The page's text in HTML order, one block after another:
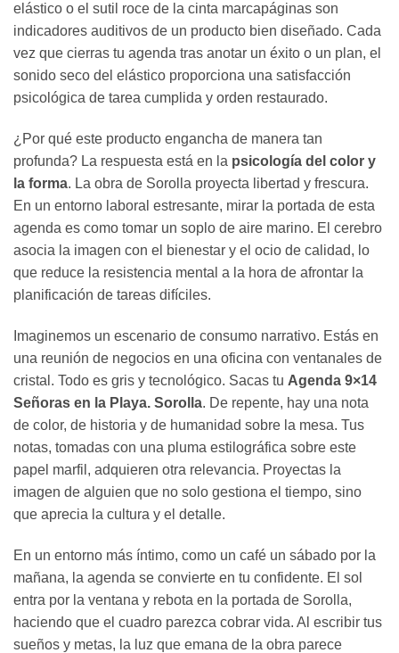
elástico o el sutil roce de la cinta marcapáginas son
indicadores auditivos de un producto bien diseñado. Cada
vez que cierras tu agenda tras anotar un éxito o un plan, el
sonido seco del elástico proporciona una satisfacción
psicológica de tarea cumplida y orden restaurado.
¿Por qué este producto engancha de manera tan
profunda? La respuesta está en la psicología del color y
la forma. La obra de Sorolla proyecta libertad y frescura.
En un entorno laboral estresante, mirar la portada de esta
agenda es como tomar un soplo de aire marino. El cerebro
asocia la imagen con el bienestar y el ocio de calidad, lo
que reduce la resistencia mental a la hora de afrontar la
planificación de tareas difíciles.
Imaginemos un escenario de consumo narrativo. Estás en
una reunión de negocios en una oficina con ventanales de
cristal. Todo es gris y tecnológico. Sacas tu Agenda 9×14
Señoras en la Playa. Sorolla. De repente, hay una nota
de color, de historia y de humanidad sobre la mesa. Tus
notas, tomadas con una pluma estilográfica sobre este
papel marfil, adquieren otra relevancia. Proyectas la
imagen de alguien que no solo gestiona el tiempo, sino
que aprecia la cultura y el detalle.
En un entorno más íntimo, como un café un sábado por la
mañana, la agenda se convierte en tu confidente. El sol
entra por la ventana y rebota en la portada de Sorolla,
haciendo que el cuadro parezca cobrar vida. Al escribir tus
sueños y metas, la luz que emana de la obra parece